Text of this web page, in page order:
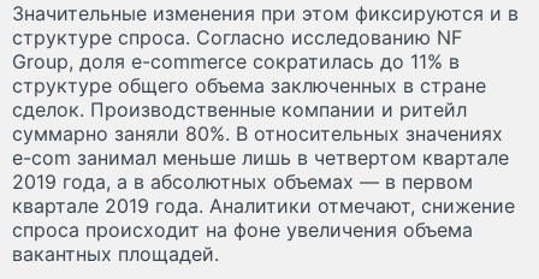
Значительные изменения при этом фиксируются и в
структуре спроса. Согласно исследованию NF
Group, доля e-commerce сократилась до 11% в
структуре общего объема заключенных в стране
сделок. Производственные компании и ритейл
суммарно заняли 80%. В относительных значениях
e-com занимал меньше лишь в четвертом квартале
2019 года, а в абсолютных объемах — в первом
квартале 2019 года. Аналитики отмечают, снижение
спроса происходит на фоне увеличения объема
вакантных площадей.